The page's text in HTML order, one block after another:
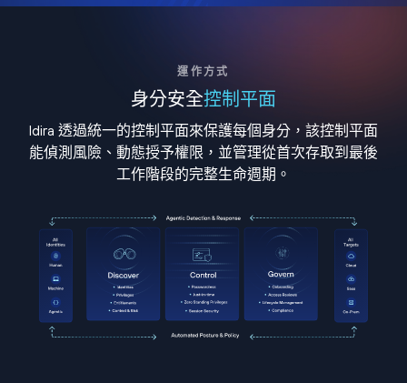
運作方式
身分安全控制平面
Idira 透過統一的控制平面來保護每個身分，該控制平面
能偵測風險、動態授予權限，並管理從首次存取到最後
工作階段的完整生命週期。